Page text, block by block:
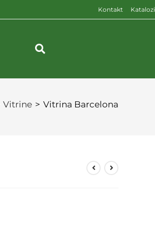
Kontakt Katalozi
Vitrine > Vitrina Barcelona